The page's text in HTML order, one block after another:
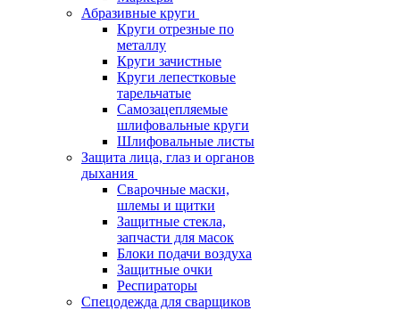
Абразивные круги
Круги отрезные по
металлу
Круги зачистные
Круги лепестковые
тарельчатые
Самозацепляемые
шлифовальные круги
Шлифовальные листы
Защита лица, глаз и органов
дыхания
Сварочные маски,
шлемы и щитки
Защитные стекла,
запчасти для масок
Блоки подачи воздуха
Защитные очки
Респираторы
Спецодежда для сварщиков